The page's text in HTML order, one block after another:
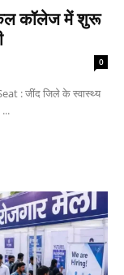
कॉलेज में शुरू
0
: जींद जिले के स्वास्थ्य